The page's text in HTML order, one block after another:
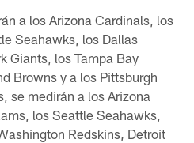
a los Arizona Cardinals, los
Seahawks, los Dallas
Giants, los Tampa Bay
Browns y a los Pittsburgh
se medirán a los Arizona
los Seattle Seahawks,
Redskins, Detroit